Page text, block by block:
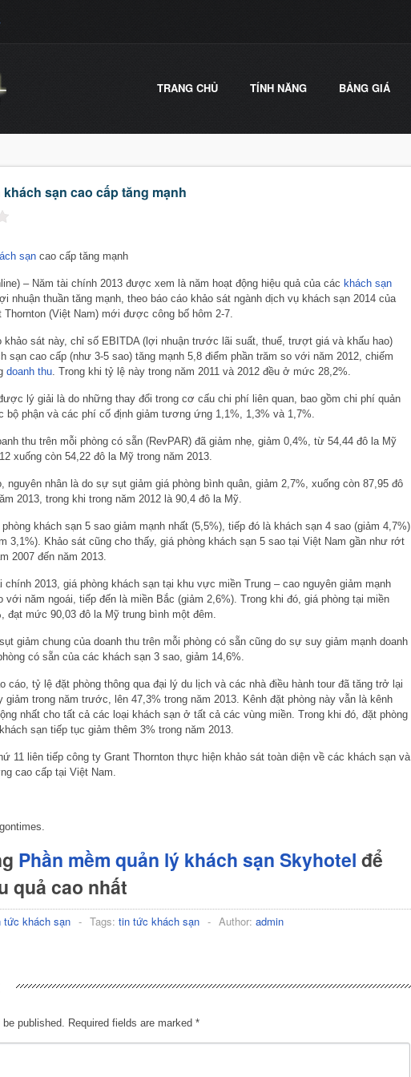
TRANG CHỦ TÍNH NĂNG BẢNG GIÁ
sạn cao cấp tăng mạnh
sạn cao cấp tăng mạnh
– Năm tài chính 2013 được xem là năm hoạt động hiệu quả của các khách sạn
nhuận thuần tăng mạnh, theo báo cáo khảo sát ngành dịch vụ khách sạn 2014 của
Thornton (Việt Nam) mới được công bố hôm 2-7.
khảo sát này, chỉ số EBITDA (lợi nhuận trước lãi suất, thuế, trượt giá và khấu hao)
sạn cao cấp (như 3-5 sao) tăng mạnh 5,8 điểm phần trăm so với năm 2012, chiếm
doanh thu. Trong khi tỷ lệ này trong năm 2011 và 2012 đều ở mức 28,2%.
lý giải là do những thay đổi trong cơ cấu chi phí liên quan, bao gồm chi phí quản
bộ phận và các phí cố định giảm tương ứng 1,1%, 1,3% và 1,7%.
thu trên mỗi phòng có sẵn (RevPAR) đã giảm nhẹ, giảm 0,4%, từ 54,44 đô la Mỹ
xuống còn 54,22 đô la Mỹ trong năm 2013.
nguyên nhân là do sự sụt giảm giá phòng bình quân, giảm 2,7%, xuống còn 87,95 đô
2013, trong khi trong năm 2012 là 90,4 đô la Mỹ.
khách sạn 5 sao giảm mạnh nhất (5,5%), tiếp đó là khách sạn 4 sao (giảm 4,7%)
3,1%). Khảo sát cũng cho thấy, giá phòng khách sạn 5 sao tại Việt Nam gần như rớt
2007 đến năm 2013.
chính 2013, giá phòng khách sạn tại khu vực miền Trung – cao nguyên giảm mạnh
với năm ngoái, tiếp đến là miền Bắc (giảm 2,6%). Trong khi đó, giá phòng tại miền
đạt mức 90,03 đô la Mỹ trung bình một đêm.
giảm chung của doanh thu trên mỗi phòng có sẵn cũng do sự suy giảm mạnh doanh
có sẵn của các khách sạn 3 sao, giảm 14,6%.
cáo, tỷ lệ đặt phòng thông qua đại lý du lịch và các nhà điều hành tour đã tăng trở lại
giảm trong năm trước, lên 47,3% trong năm 2013. Kênh đặt phòng này vẫn là kênh
nhất cho tất cả các loại khách sạn ở tất cả các vùng miền. Trong khi đó, đặt phòng
sạn tiếp tục giảm thêm 3% trong năm 2013.
11 liên tiếp công ty Grant Thornton thực hiện khảo sát toàn diện về các khách sạn và
cao cấp tại Việt Nam.
Phần mềm quản lý khách sạn Skyhotel để
quả cao nhất
tức khách sạn - Tags: tin tức khách sạn - Author: admin
published. Required fields are marked *